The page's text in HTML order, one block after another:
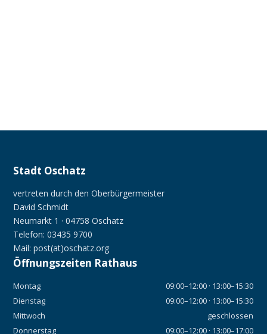
Stadt Oschatz
vertreten durch den Oberbürgermeister
David Schmidt
Neumarkt 1 · 04758 Oschatz
Telefon: 03435 9700
Mail: post(at)oschatz.org
Öffnungszeiten Rathaus
Montag
09:00–12:00 · 13:00–15:30
Dienstag
09:00–12:00 · 13:00–15:30
Mittwoch
geschlossen
Donnerstag
09:00–12:00 · 13:00–17:00